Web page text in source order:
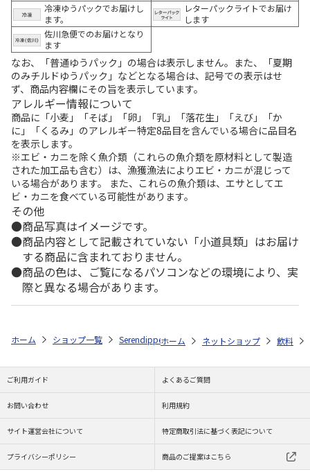
冷凍ゆうパックでお届けし
ます。
レターパックライトでお届け
します
佐川急便でのお届けとなり
ます
なお、「普通ゆうパック」の場合は表示しません。また、「夏期
のみチルドゆうパック」などとなる場合は、記号での表示はせ
ず、商品内容欄にその旨を表示しています。
アレルギー情報について
商品に「小麦」「そば」「卵」「乳」「落花生」「えび」「か
に」「くるみ」のアレルギー特定8品目を含んでいる場合に品目名
を表示します。
※エビ・カニを除く魚介類（これらの魚介類を原材料として製造
された加工品も含む）は、漁獲漁法によりエビ・カニが混じって
いる場合があります。 また、これらの魚介類は、エサとしてエ
ビ・カニを食べている可能性があります。
その他
商品写真はイメージです。
商品内容として記載されていない「小道具類」はお届け
する商品に含まれておりません。
商品の色は、ご覧になるパソコンなどの環境により、実
際と異なる場合があります。
ホーム ショップ一覧 Serendipper マカレモンポーション 100日分
ホーム ネットショップ 飲料
ご利用ガイド よくあるご質問
お問い合わせ 利用規約
サイト運営会社について 特定商取引法に基づく表記について
プライバシーポリシー 商品のご提案はこちら